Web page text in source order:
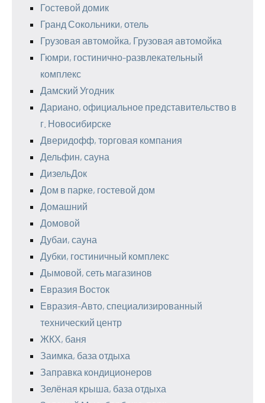
Гостевой домик
Гранд Сокольники, отель
Грузовая автомойка, Грузовая автомойка
Гюмри, гостинично-развлекательный
комплекс
Дамский Угодник
Дариано, официальное представительство в
г. Новосибирске
Дверидофф, торговая компания
Дельфин, сауна
ДизельДок
Дом в парке, гостевой дом
Домашний
Домовой
Дубаи, сауна
Дубки, гостиничный комплекс
Дымовой, сеть магазинов
Евразия Восток
Евразия-Авто, специализированный
технический центр
ЖКХ, баня
Заимка, база отдыха
Заправка кондиционеров
Зелёная крыша, база отдыха